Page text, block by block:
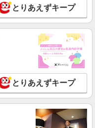
深夜割増有）
１０－１１
詳細を見る
ーディネートセンター（長
迎］電話なし★お惣菜の
寄駅：長野駅 ≪車通勤可
とりあえずキープ
とりあえずキープ